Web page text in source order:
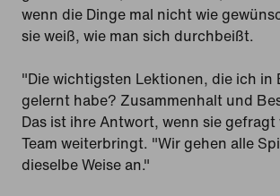
wenn die Dinge mal nicht wie
sie weiß, wie man sich durchbeißt.
"Die wichtigsten Lektionen, die ich in
gelernt habe? Zusammenhalt und
Das ist ihre Antwort, wenn sie gefragt
Team weiterbringt. "Wir gehen alle
dieselbe Weise an."